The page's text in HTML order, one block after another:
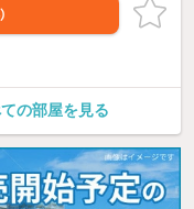
の部屋を見る